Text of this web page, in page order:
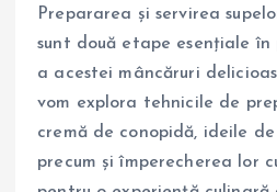
Prepararea și servirea
sunt două etape esențiale în
a acestei mâncăruri
vom explora tehnicile de
cremă de conopidă, ideile
precum și împerecherea lor